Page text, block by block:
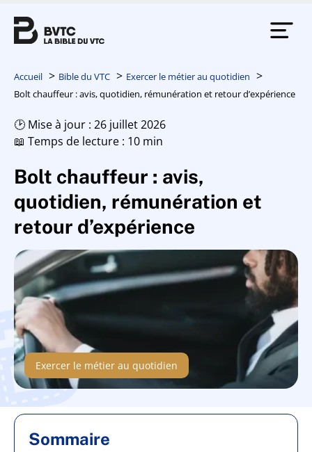
Accueil Bible du VTC
Exercer le métier au quotidien
Bolt chauffeur : avis, quotidien, rémunération et retour d’expérience
🕑 Mise à jour : 26 juillet 2026
📖 Temps de lecture : 10 min
Bolt chauffeur : avis,
quotidien, rémunération et
retour d’expérience
Exercer le métier au quotidien
Sommaire